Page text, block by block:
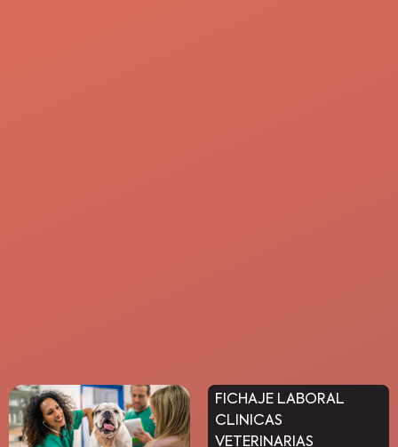
FICHAJE LABORAL
CLINICAS
VETERINARIAS